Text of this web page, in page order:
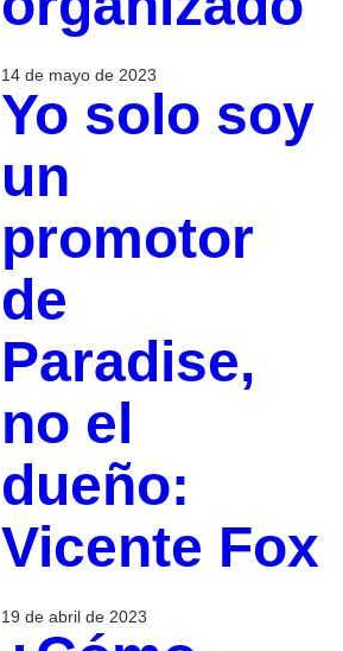
14 de mayo de 2023
Yo solo soy
un
promotor
de
Paradise,
no el
dueño:
Vicente Fox
19 de abril de 2023